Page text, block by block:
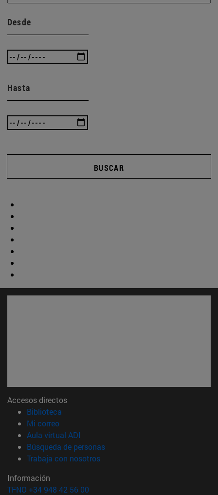
Desde
Hasta
BUSCAR
Accesos directos
Biblioteca
Mi correo(abre en nueva ventana)
Aula virtual ADI
Búsqueda de personas(abre en nueva ventana)
Trabaja con nosotros(abre en nueva ventana)
Información
TFNO +34 948 42 56 00